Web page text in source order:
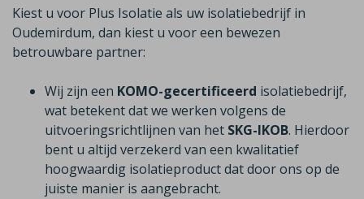
Kiest u voor Plus Isolatie als uw isolatiebedrijf in
Oudemirdum, dan kiest u voor een bewezen
betrouwbare partner:
Wij zijn een KOMO-gecertificeerd isolatiebedrijf,
wat betekent dat we werken volgens de
uitvoeringsrichtlijnen van het SKG-IKOB. Hierdoor
bent u altijd verzekerd van een kwalitatief
hoogwaardig isolatieproduct dat door ons op de
juiste manier is aangebracht.